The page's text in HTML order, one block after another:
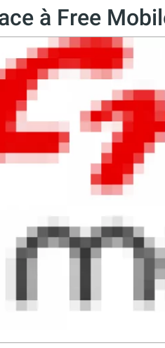
à Free